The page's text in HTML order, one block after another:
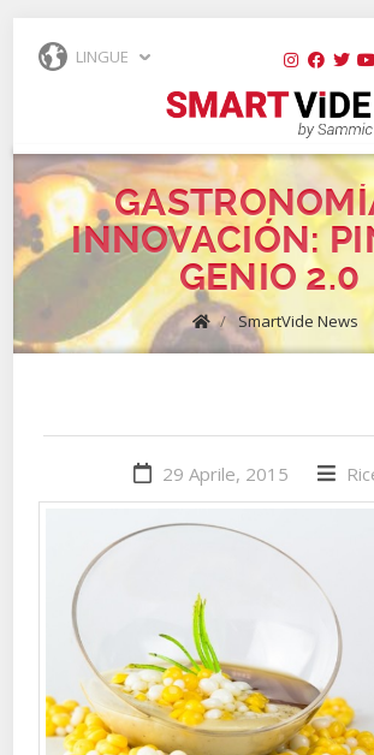
LINGUE
INNOVACIÓN:
GENIO 2.0
/ SmartVide News
29 Aprile, 2015